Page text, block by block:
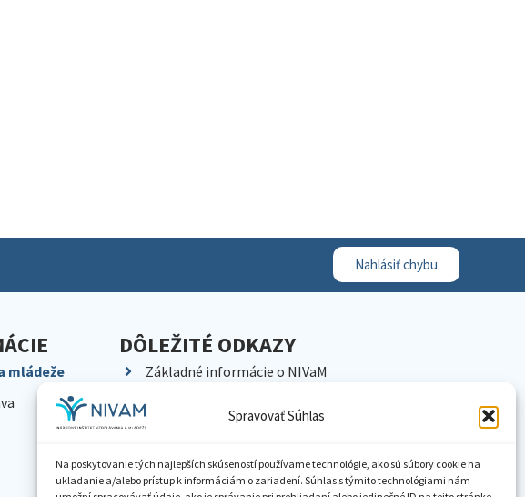
Spravovať Súhlas
Na poskytovanie tých najlepších skúseností používame technológie, ako sú súbory cookie na
ukladanie a/alebo prístup k informáciám o zariadení. Súhlas s týmito technológiami nám
Nahlásiť chybu
mládeže
DÔLEŽITÉ ODKAZY
Základné informácie o NIVaM
Kariéra
Pracoviská NIVaM